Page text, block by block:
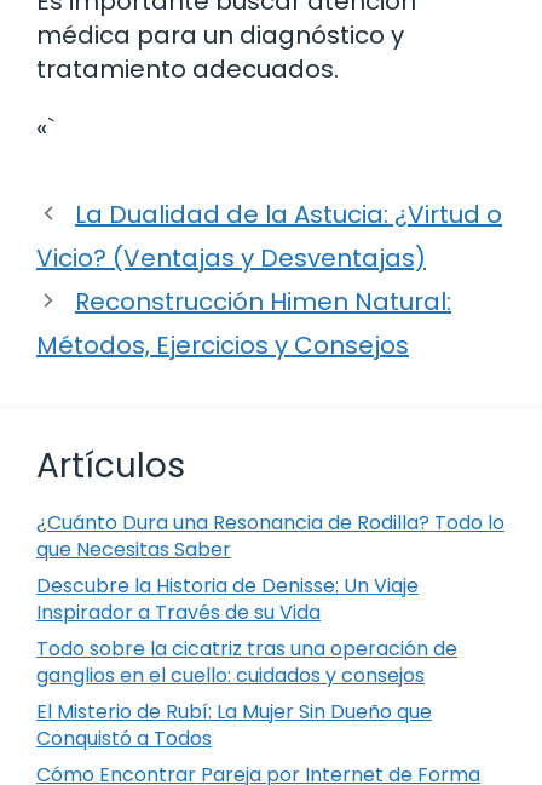
médica para un diagnóstico y
tratamiento adecuados.
«`
La Dualidad de la Astucia: ¿Virtud o
Vicio? (Ventajas y Desventajas)
Reconstrucción Himen Natural:
Métodos, Ejercicios y Consejos
Artículos
¿Cuánto Dura una Resonancia de Rodilla? Todo lo
que Necesitas Saber
Descubre la Historia de Denisse: Un Viaje
Inspirador a Través de su Vida
Todo sobre la cicatriz tras una operación de
ganglios en el cuello: cuidados y consejos
El Misterio de Rubí: La Mujer Sin Dueño que
Conquistó a Todos
Cómo Encontrar Pareja por Internet de Forma